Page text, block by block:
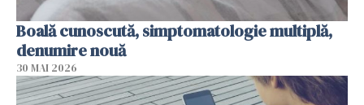
Boală cunoscută, simptomatologie multiplă,
denumire nouă
30 MAI 2026